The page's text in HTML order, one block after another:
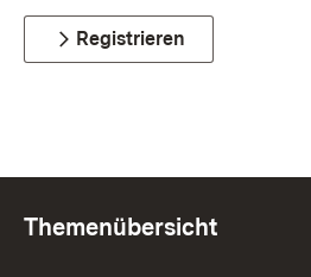
Registrieren
Themenübersicht